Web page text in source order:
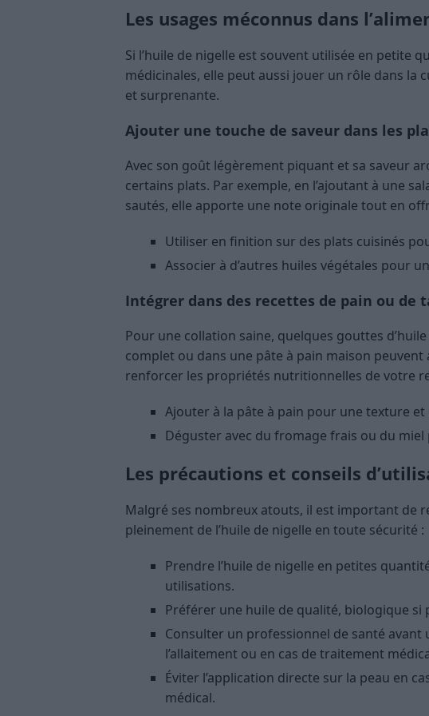
Les usages méconnus dans
Si l’huile de nigelle est souvent utilisée en petite
médicinales, elle peut aussi jouer un rôle dans la
et surprenante.
Ajouter une touche de saveur dans les
Avec son goût légèrement piquant et sa saveur
certains plats. Par exemple, en l’ajoutant à une
sautés, elle apporte une note originale tout en
Utiliser en finition sur des plats cuisinés
Associer à d’autres huiles végétales pour
Intégrer dans des recettes de pain ou de
Pour une collation saine, quelques gouttes
complet ou dans une pâte à pain maison
renforcer les propriétés nutritionnelles de votre
Ajouter à la pâte à pain pour une texture
Déguster avec du fromage frais ou du
Les précautions et conseils
Malgré ses nombreux atouts, il est important de
pleinement de l’huile de nigelle en toute sécurité :
Prendre l’huile de nigelle en petites
utilisations.
Préférer une huile de qualité, biologique
Consulter un professionnel de santé avant
l’allaitement ou en cas de traitement
Éviter l’application directe sur la peau en
médical.